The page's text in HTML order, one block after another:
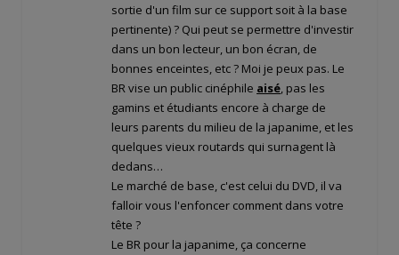
sortie d'un film sur ce support soit à la base
pertinente) ? Qui peut se permettre d'investir
dans un bon lecteur, un bon écran, de
bonnes enceintes, etc ? Moi je peux pas. Le
BR vise un public cinéphile aisé, pas les
gamins et étudiants encore à charge de
leurs parents du milieu de la japanime, et les
quelques vieux routards qui surnagent là
dedans…
Le marché de base, c'est celui du DVD, il va
falloir vous l'enfoncer comment dans votre
tête ?
Le BR pour la japanime, ça concerne